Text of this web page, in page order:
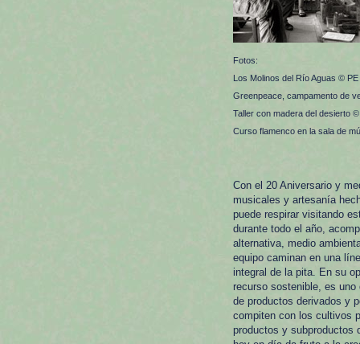
Fotos:
Los Molinos del Río Aguas © PE
Greenpeace, campamento de
Taller con madera del desierto
Curso flamenco en la sala de
Con el 20 Aniversario y
musicales y artesanía
puede respirar visitando
durante todo el año,
alternativa, medio
equipo caminan en una
integral de la pita. En su
recurso sostenible, es
de productos derivados y
compiten con los cultivos
productos y subproductos